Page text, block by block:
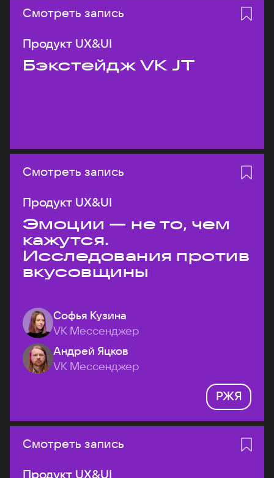
Смотреть запись
Продукт UX&UI
Бэкстейдж VK JT
Смотреть запись
Продукт UX&UI
Эмоции — не то, чем
кажутся.
Исследования против
вкусовщины
Софья Кузина
VK Мессенджер
Андрей Яцков
VK Мессенджер
РЖЯ
Смотреть запись
Продукт UX&UI